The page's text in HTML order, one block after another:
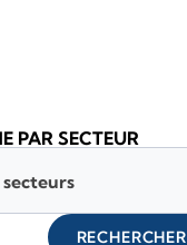
PAR SECTEUR
secteurs
RECHERCHER